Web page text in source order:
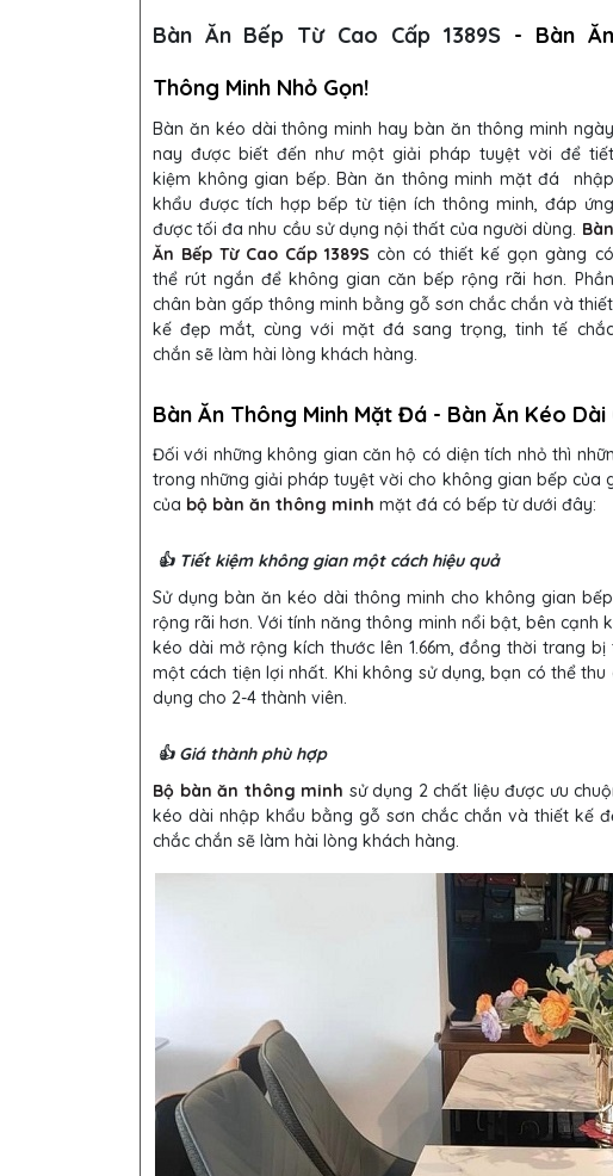
Bàn Ăn Bếp Từ Cao Cấp 1389S - Bàn Ăn
Thông Minh Nhỏ Gọn!
Bàn ăn kéo dài thông minh hay bàn ăn thông minh ngày
nay được biết đến như một giải pháp tuyệt vời để tiết
kiệm không gian bếp. Bàn ăn thông minh mặt đá nhập
khẩu được tích hợp bếp từ tiện ích thông minh, đáp ứng
được tối đa nhu cầu sử dụng nội thất của người dùng. Bàn
Ăn Bếp Từ Cao Cấp 1389S còn có thiết kế gọn gàng có
thể rút ngắn để không gian căn bếp rộng rãi hơn. Phần
chân bàn gấp thông minh bằng gỗ sơn chắc chắn và thiết
kế đẹp mắt, cùng với mặt đá sang trọng, tinh tế chắc
chắn sẽ làm hài lòng khách hàng.
Bàn Ăn Thông Minh Mặt Đá - Bàn Ăn Kéo
Đối với những không gian căn hộ có diện tích nhỏ thì
trong những giải pháp tuyệt vời cho không gian bếp của
của bộ bàn ăn thông minh mặt đá có bếp từ dưới đây:
👍 Tiết kiệm không gian một cách hiệu quả
Sử dụng bàn ăn kéo dài thông minh cho không gian
rộng rãi hơn. Với tính năng thông minh nổi bật, bên cạnh
kéo dài mở rộng kích thước lên 1.66m, đồng thời trang
một cách tiện lợi nhất. Khi không sử dụng, bạn có thể
dụng cho 2-4 thành viên.
👍 Giá thành phù hợp
Bộ bàn ăn thông minh sử dụng 2 chất liệu được ưu
kéo dài nhập khẩu bằng gỗ sơn chắc chắn và thiết kế
chắc chắn sẽ làm hài lòng khách hàng.